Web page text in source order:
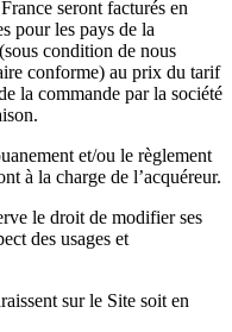
seront facturés en
pour les pays de la
condition de nous
conforme) au prix du tarif
la commande par la société
et/ou le règlement
à la charge de l’acquéreur.
le droit de modifier ses
des usages et
sur le Site soit en